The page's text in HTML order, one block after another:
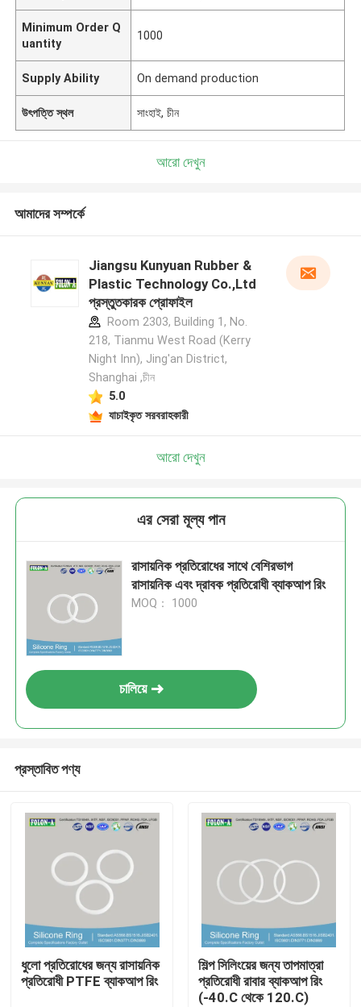
Minimum Order Q
uantity
1000
Supply Ability On demand production
উৎপত্তি স্থল সাংহাই, চীন
আরো দেখুন
আমাদের সম্পর্কে
Jiangsu Kunyuan Rubber &
Plastic Technology Co.,Ltd
প্রস্তুতকারক প্রোফাইল
Room 2303, Building 1, No.
218, Tianmu West Road (Kerry
Night Inn), Jing'an District,
Shanghai ,চীন
5.0
যাচাইকৃত সরবরাহকারী
আরো দেখুন
এর সেরা মূল্য পান
রাসায়নিক প্রতিরোধের সাথে বেশিরভাগ
রাসায়নিক এবং দ্রাবক প্রতিরোধী ব্যাকআপ রিং
MOQ： 1000
চালিয়ে
প্রস্তাবিত পণ্য
ধুলো প্রতিরোধের জন্য রাসায়নিক
প্রতিরোধী PTFE ব্যাকআপ রিং
শিল্প সিলিংয়ের জন্য তাপমাত্রা
প্রতিরোধী রাবার ব্যাকআপ রিং
(-40.C থেকে 120.C)